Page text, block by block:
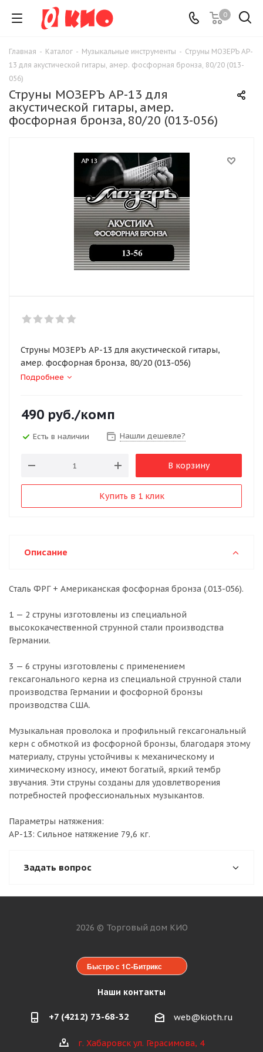
0
Главная - Каталог - Музыкальные инструменты - Струны МОЗЕРЪ AP-
13 для акустической гитары, амер. фосфорная бронза, 80/20 (013-
056)
Струны МОЗЕРЪ AP-13 для
акустической гитары, амер.
фосфорная бронза, 80/20 (013-056)
Струны МОЗЕРЪ AP-13 для акустической гитары,
амер. фосфорная бронза, 80/20 (013-056)
Подробнее
490 руб./комп
Есть в наличии Нашли дешевле?
В корзину
Купить в 1 клик
Описание
Сталь ФРГ + Американская фосфорная бронза (.013-056).
1 — 2 струны изготовлены из специальной
высококачественной струнной стали производства
Германии.
3 — 6 струны изготовлены с применением
гексагонального керна из специальной струнной стали
производства Германии и фосфорной бронзы
производства США.
Музыкальная проволока и профильный гексагональный
керн с обмоткой из фосфорной бронзы, благодаря этому
материалу, струны устойчивы к механическому и
химическому износу, имеют богатый, яркий тембр
звучания. Эти струны созданы для удовлетворения
потребностей профессиональных музыкантов.
Параметры натяжения:
AP-13: Сильное натяжение 79,6 кг.
Задать вопрос
2026 © Торговый дом КИО
Быстро с 1С-Битрикс
Наши контакты
+7 (4212) 73-68-32 web@kioth.ru
г. Хабаровск ул. Герасимова, 4